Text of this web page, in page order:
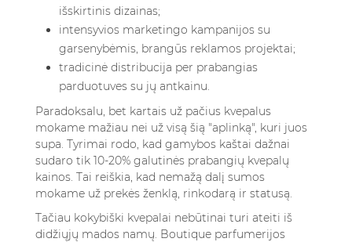
išskirtinis dizainas;
intensyvios marketingo kampanijos su
garsenybėmis, brangūs reklamos projektai;
tradicinė distribucija per prabangias
parduotuves su jų antkainu.
Paradoksalu, bet kartais už pačius kvepalus
mokame mažiau nei už visą šią "aplinką", kuri juos
supa. Tyrimai rodo, kad gamybos kaštai dažnai
sudaro tik 10-20% galutinės prabangių kvepalų
kainos. Tai reiškia, kad nemažą dalį sumos
mokame už prekės ženklą, rinkodarą ir statusą.
Tačiau kokybiški kvepalai nebūtinai turi ateiti iš
didžiųjų mados namų. Boutique parfumerijos